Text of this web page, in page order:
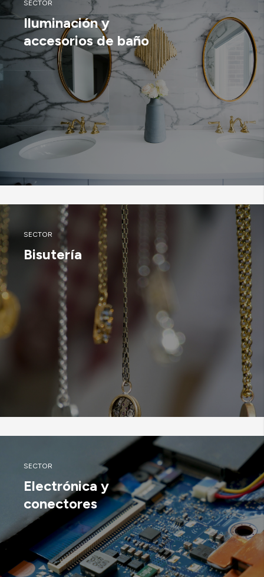
SECTOR
Iluminación y
accesorios de baño
SECTOR
Bisutería
SECTOR
Electrónica y
conectores